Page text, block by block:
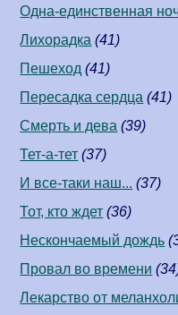
Одна-единственная
Лихорадка (41)
Пешеход (41)
Пересадка сердца (41)
Смерть и дева (39)
Тет-а-тет (37)
И все-таки наш... (37)
Тот, кто ждет (36)
Нескончаемый дождь
Провал во времени
Лекарство от